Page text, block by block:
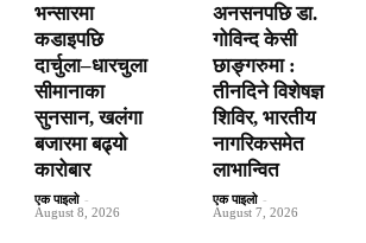
भन्सारमा
कडाइपछि
दार्चुला–धारचुला
सीमानाका
सुनसान, खलंगा
बजारमा बढ्यो
कारोबार
एक पाइलो -
August 8, 2026
अनसनपछि डा.
गोविन्द केसी
छाङ्गरुमा :
तीनदिने विशेषज्ञ
शिविर, भारतीय
नागरिकसमेत
लाभान्वित
एक पाइलो -
August 7, 2026